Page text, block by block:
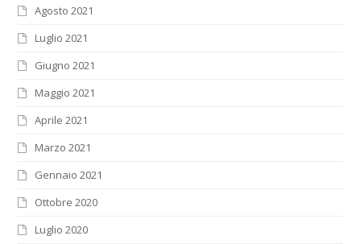
Agosto 2021
Luglio 2021
Giugno 2021
Maggio 2021
Aprile 2021
Marzo 2021
Gennaio 2021
Ottobre 2020
Luglio 2020